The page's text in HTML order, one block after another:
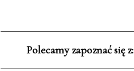
Polecamy zapoznać się z: